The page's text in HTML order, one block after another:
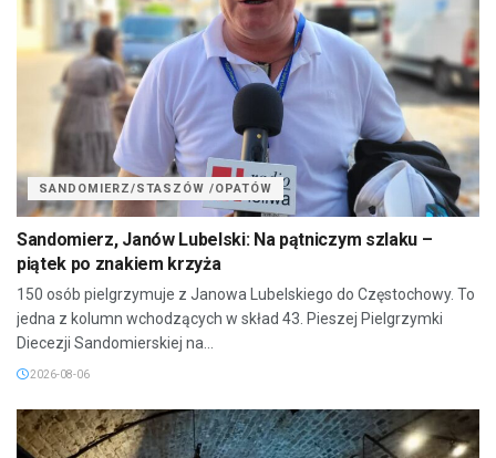
SANDOMIERZ/STASZÓW /OPATÓW
Sandomierz, Janów Lubelski: Na pątniczym szlaku –
piątek po znakiem krzyża
150 osób pielgrzymuje z Janowa Lubelskiego do Częstochowy. To
jedna z kolumn wchodzących w skład 43. Pieszej Pielgrzymki
Diecezji Sandomierskiej na...
2026-08-06